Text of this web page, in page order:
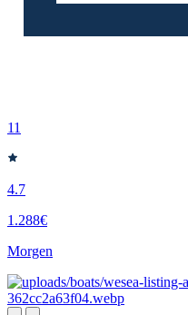
11
4.7
1.288€
Morgen